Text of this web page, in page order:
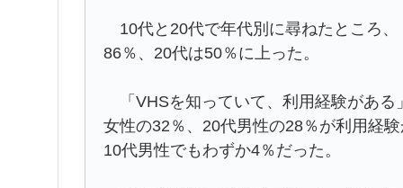
10代と20代で年代別に尋ねたところ
86％、20代は50％に上った。
「VHSを知っていて、利用経験がある
女性の32％、20代男性の28％が利用経
10代男性でもわずか4％だった。